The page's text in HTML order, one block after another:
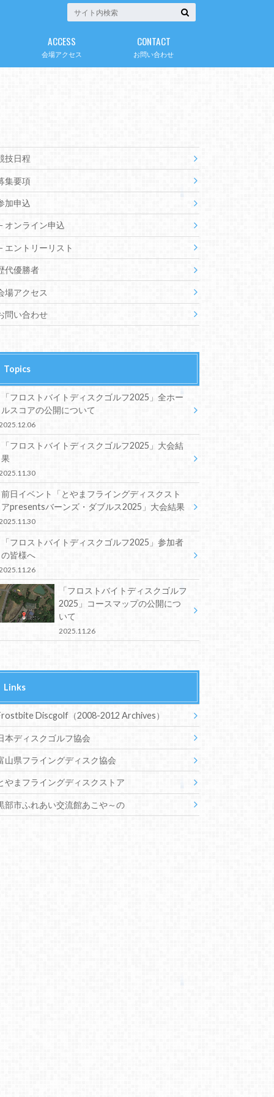
会場アクセス
ACCESS
お問い合わせ
CONTACT
技日程
集要項
加申込
オンライン申込
エントリーリスト
代優勝者
場アクセス
問い合わせ
Topics
「フロストバイトディスクゴルフ2025」全ホー
ルスコアの公開について
「フロストバイトディスクゴルフ2025」大会結
果
前日イベント「とやまフライングディスクスト
アpresentsバーンズ・ダブルス2025」大会結果
「フロストバイトディスクゴルフ2025」参加者
の皆様へ
「フロストバイトディスクゴルフ
2025」コースマップの公開につ
いて
2025.11.26
Links
Discgolf（2008-2012 Archives）
本ディスクゴルフ協会
山県フライングディスク協会
やまフライングディスクストア
部市ふれあい交流館あこや～の